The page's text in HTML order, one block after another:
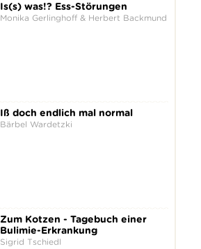
Is(s) was!? Ess-Störungen
Monika Gerlinghoff & Herbert Backmund
Iß doch endlich mal normal
Bärbel Wardetzki
Zum Kotzen - Tagebuch einer
Bulimie-Erkrankung
Sigrid Tschiedl